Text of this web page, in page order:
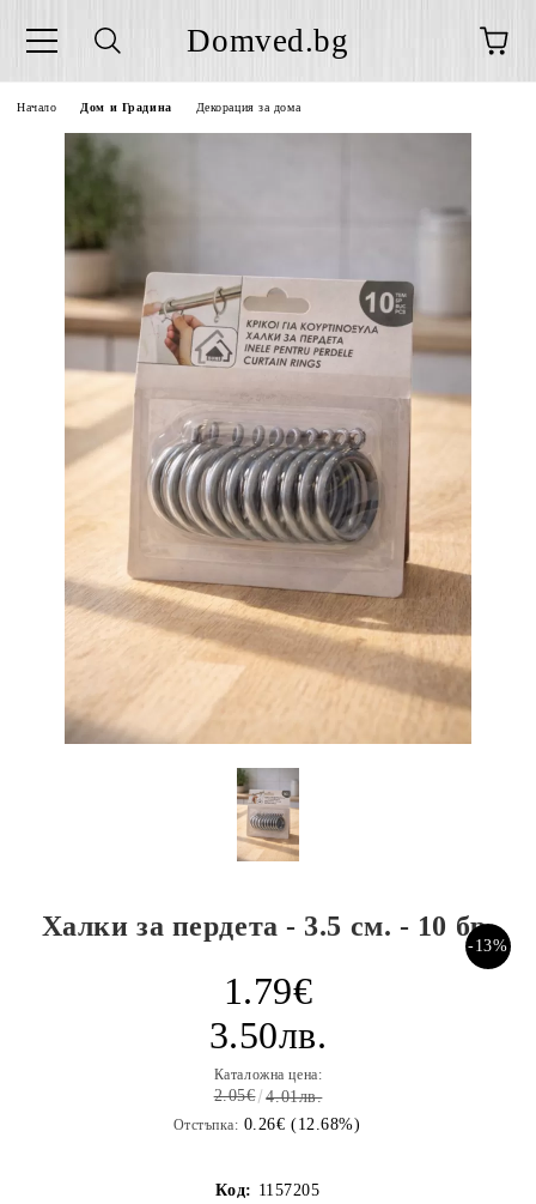
Domved.bg
Начало Дом и Градина Декорация за дома
Халки за пердета - 3.5 см. - 10 бр.
-13%
1.79€
3.50лв.
Каталожна цена:
2.05€ 4.01лв.
Отстъпка: 0.26€ (12.68%)
Код: 1157205